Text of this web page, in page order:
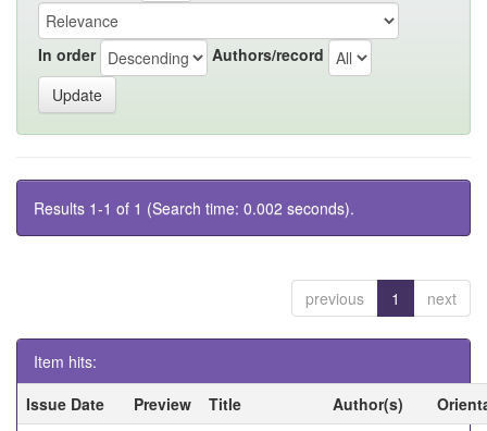
In order Authors/record
Results 1-1 of 1 (Search time: 0.002 seconds).
previous 1 next
Item hits:
Issue Date
Preview Title Author(s)